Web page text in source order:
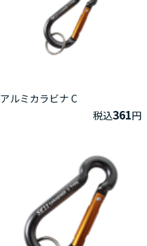
アルミカラビナ C
税込361円